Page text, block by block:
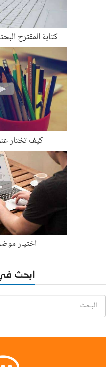
كتابة المقترح
كيف تختار
اختيار
ابحث